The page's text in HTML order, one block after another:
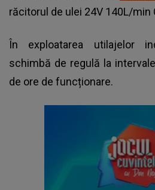
răcitorul de ulei 24V 140L/min
În exploatarea utilajelor
schimbă de regulă la
de ore de funcționare.